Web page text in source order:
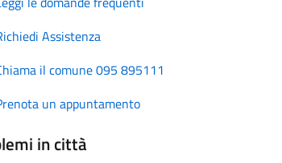
Assistenza
il comune 095 895111
un appuntamento
in città